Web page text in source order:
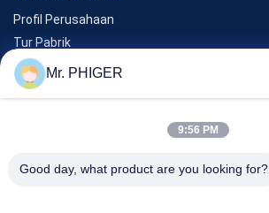
Profil Perusahaan
Tur Pabrik
Kontrol Kualitas
Sitemap
Mr. PHIGER
9:56 PM
Good day, what product are you looking for?